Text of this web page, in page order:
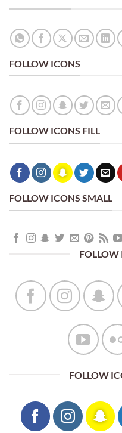
FOLLOW ICONS
FOLLOW ICONS FILL
FOLLOW ICONS SMALL
FOLLOW
FOLLOW